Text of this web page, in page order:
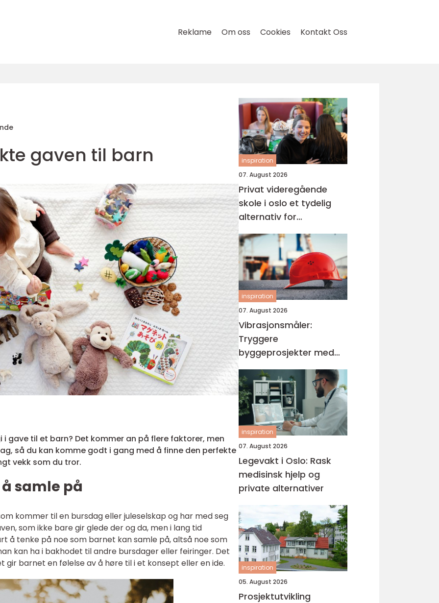
Reklame Om oss Cookies Kontakt Oss
gaven til barn
i gave til et barn? Det kommer an på flere faktorer, men
så du kan komme godt i gang med å finne den perfekte
vekk som du tror.
samle på
kommer til en bursdag eller juleselskap og har med seg
som ikke bare gir glede der og da, men i lang tid
å tenke på noe som barnet kan samle på, altså noe som
kan ha i bakhodet til andre bursdager eller feiringer. Det
gir barnet en følelse av å høre til i et konsept eller en ide.
inspiration
07. August 2026
Privat videregående
skole i oslo et tydelig
alternativ for
målrettede elever
inspiration
07. August 2026
Vibrasjonsmåler:
Tryggere
byggeprosjekter med
vibrasjonsmåling
inspiration
07. August 2026
Legevakt i Oslo: Rask
medisinsk hjelp og
private alternativer
inspiration
05. August 2026
Prosjektutvikling